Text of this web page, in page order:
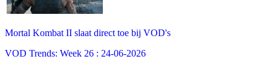
Mortal Kombat II slaat direct toe bij VOD's
VOD Trends: Week 26 : 24-06-2026